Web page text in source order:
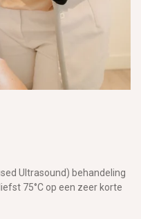
Ultrasound) behandeling
75°C op een zeer korte